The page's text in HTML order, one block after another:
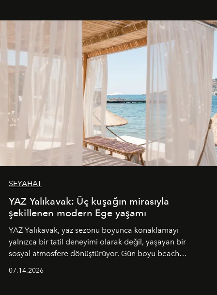
SEYAHAT
YAZ Yalıkavak: Üç kuşağın mirasıyla
şekillenen modern Ege yaşamı
YAZ Yalıkavak, yaz sezonu boyunca konaklamayı
yalnızca bir tatil deneyimi olarak değil, yaşayan bir
sosyal atmosfere dönüştürüyor. Gün boyu beach
07.14.2026